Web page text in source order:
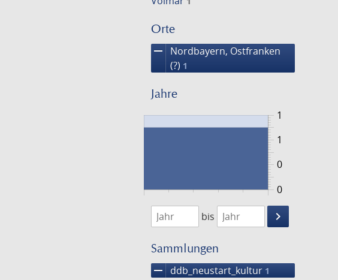
Orte
remove
Nordbayern, Ostfranken
(?) 1
Jahre
0
1
0
1
1474
1475
bis
keyboard_arrow_right
Suche
Sammlungen
remove ddb_neustart_kultur 1